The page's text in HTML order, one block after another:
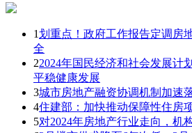
1划重点！政府工作报告定调房
全
22024年国民经济和社会发展计
平稳健康发展
3城市房地产融资协调机制加速
4住建部：加快推动保障性住房
5对2024年房地产行业走向，机